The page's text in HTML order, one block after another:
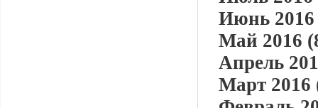
Июнь 2016
Май 2016
Апрель
Март 2016